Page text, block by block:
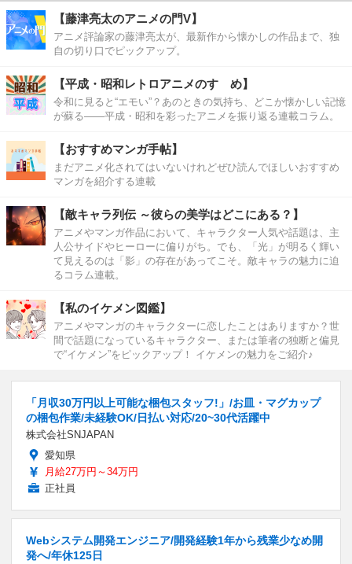
【藤津亮太のアニメの門V】
アニメ評論家の藤津亮太が、最新作から懐かしの作品まで、独
自の切り口でピックアップ。
【平成・昭和レトロアニメのすゝめ】
令和に見ると“エモい”？あのときの気持ち、どこか懐かしい記憶
が蘇る――平成・昭和を彩ったアニメを振り返る連載コラム。
【おすすめマンガ手帖】
まだアニメ化されてはいないけれどぜひ読んでほしいおすすめ
マンガを紹介する連載
【敵キャラ列伝 ～彼らの美学はどこにある？】
アニメやマンガ作品において、キャラクター人気や話題は、主
人公サイドやヒーローに偏りがち。でも、「光」が明るく輝い
て見えるのは「影」の存在があってこそ。敵キャラの魅力に迫
るコラム連載。
【私のイケメン図鑑】
アニメやマンガのキャラクターに恋したことはありますか？世
間で話題になっているキャラクター、または筆者の独断と偏見
で“イケメン”をピックアップ！ イケメンの魅力をご紹介♪
「月収30万円以上可能な梱包スタッフ!」/お皿・マグカップ
の梱包作業/未経験OK/日払い対応/20~30代活躍中
株式会社SNJAPAN
愛知県
月給27万円～34万円
正社員
Webシステム開発エンジニア/開発経験1年から残業少なめ開
発へ/年休125日